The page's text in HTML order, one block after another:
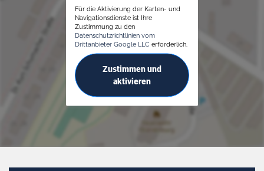
Für die Aktivierung der Karten- und
Navigationsdienste ist Ihre
Zustimmung zu den
Datenschutzrichtlinien vom
Drittanbieter Google LLC erforderlich.
Zustimmen und
aktivieren